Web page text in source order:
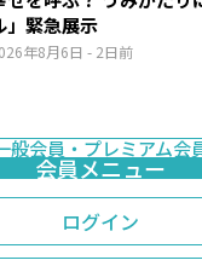
年8月6日 - 2日前
」緊急展示
ログイン